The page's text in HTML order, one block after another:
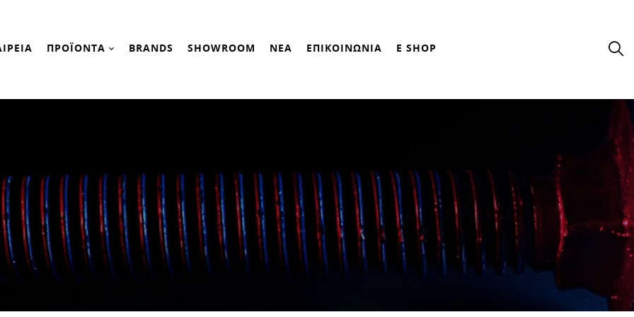
ΠΡΟΪΟΝΤΑ BRANDS SHOWROOM ΝΕΑ ΕΠΙΚΟΙΝΩΝΙΑ E SHOP